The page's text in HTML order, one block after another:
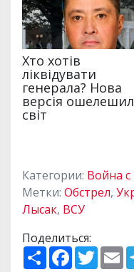
Категории: Война с
Метки: Обстрел,
Лысак, ВСУ
Поделиться:
П
о
F
a
T
w
E
m